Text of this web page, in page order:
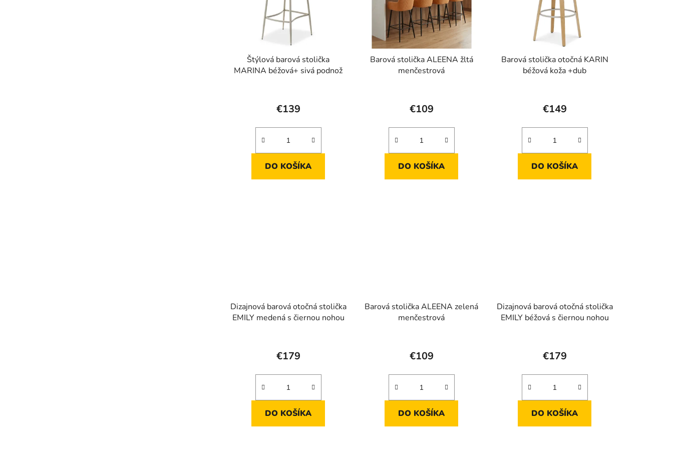
Štýlová barová stolička
MARINA béžová+ sivá podnož
€139
DO KOŠÍKA
Barová stolička ALEENA žltá
menčestrová
€109
DO KOŠÍKA
Barová stolička otočná KARIN
béžová koža +dub
€149
DO KOŠÍKA
Dizajnová barová otočná stolička
EMILY medená s čiernou nohou
€179
DO KOŠÍKA
Barová stolička ALEENA zelená
menčestrová
€109
DO KOŠÍKA
Dizajnová barová otočná stolička
EMILY béžová s čiernou nohou
€179
DO KOŠÍKA